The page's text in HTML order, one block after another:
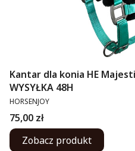
Kantar dla konia HE
WYSYŁKA 48H
PRODUCENT
HORSENJOY
Cena
75,00 zł
Zobacz produkt